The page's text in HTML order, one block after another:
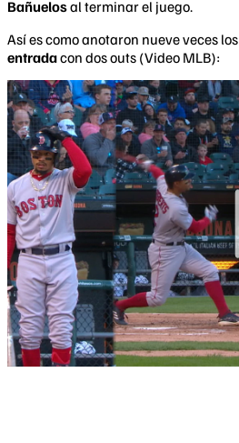
Bañuelosal terminar el juego.
Así es como anotaron nueve veces los
entradacon dos outs (Video MLB):